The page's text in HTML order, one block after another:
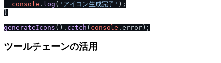
console . log ( 'アイコン生成完了' );
}
generateIcons (). catch ( console . error
ツールチェーンの活用